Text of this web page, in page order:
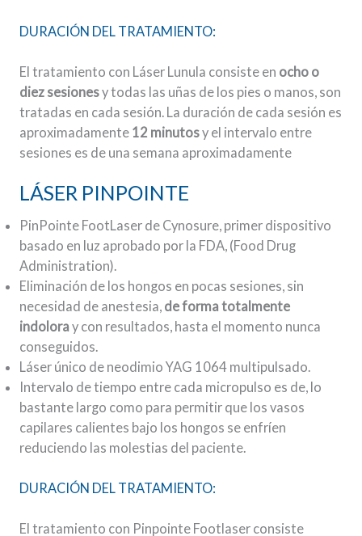
DURACIÓN DEL TRATAMIENTO:
El tratamiento con Láser Lunula consiste en ocho o
diez sesionesy todas las uñas de los pies o manos, son
tratadas en cada sesión. La duración de cada sesión es
aproximadamente 12 minutosy el intervalo entre
sesiones es de una semana aproximadamente
LÁSER PINPOINTE
PinPointe FootLaser de Cynosure, primer dispositivo
basado en luz aprobado por la FDA, (Food Drug
Administration).
Eliminación de los hongos en pocas sesiones, sin
necesidad de anestesia, de forma totalmente
indolora y con resultados, hasta el momento nunca
conseguidos.
Láser único de neodimio YAG 1064 multipulsado.
Intervalo de tiempo entre cada micropulso es de, lo
bastante largo como para permitir que los vasos
capilares calientes bajo los hongos se enfríen
reduciendo las molestias del paciente.
DURACIÓN DEL TRATAMIENTO:
El tratamiento con Pinpointe Footlaser consiste